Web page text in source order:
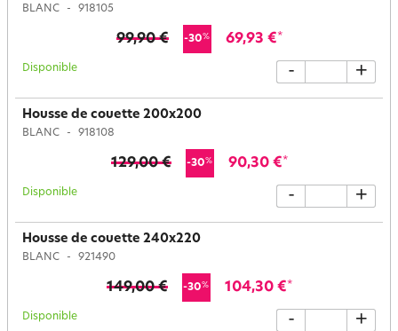
BLANC 918105
99,90 € -30% 69,93 €*
Disponible - +
Housse de couette 200x200
BLANC 918108
129,00 € -30% 90,30 €*
Disponible - +
Housse de couette 240x220
BLANC 921490
149,00 € -30% 104,30 €*
Disponible - +